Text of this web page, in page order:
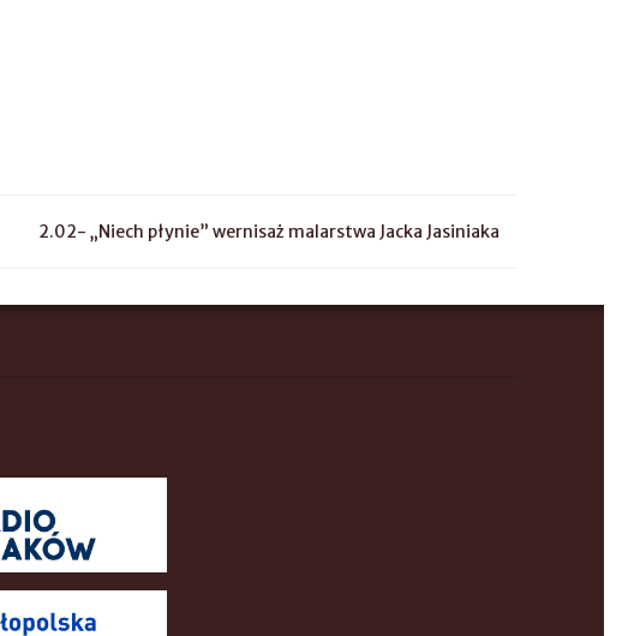
2.02- „Niech płynie” wernisaż malarstwa Jacka Jasiniaka